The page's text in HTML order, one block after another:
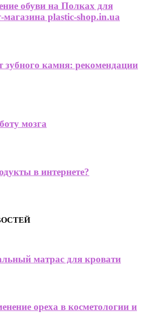
обуви на Полках для
магазина plastic-shop.in.ua
зубного камня: рекомендации
мозга
в интернете?
матрас для кровати
ореха в косметологии и